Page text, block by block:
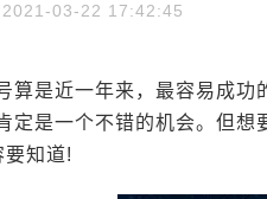
2021-03-22 17:42:45
算是近一年来，最容易成功
定是一个不错的机会。但想
知道!